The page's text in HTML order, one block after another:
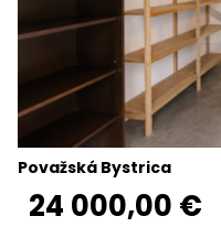
Považská Bystrica
24 000,00 €